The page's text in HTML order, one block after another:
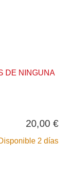
DE NINGUNA
20,00 €
2 días